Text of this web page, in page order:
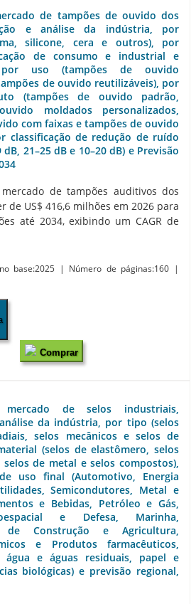
de tampões de ouvido dos
e análise da indústria, por
silicone, cera e outros), por
de consumo e industrial e
por uso (tampões de ouvido
de ouvido reutilizáveis), por
(tampões de ouvido padrão,
moldados personalizados,
com faixas e tampões de ouvido
classificação de redução de ruído
dB, 21–25 dB e 10–20 dB) e Previsão
de tampões auditivos dos
de US$ 416,6 milhões em 2026 para
até 2034, exibindo um CAGR de
base:2025 | Número de páginas:160
|
Comprar
de selos industriais,
da indústria, por tipo (selos
selos mecânicos e selos de
(selos de elastômero, selos
de metal e selos compostos),
uso final (Automotivo, Energia
Semicondutores, Metal e
e Bebidas, Petróleo e Gás,
e Defesa, Marinha,
de Construção e Agricultura,
e Produtos farmacêuticos,
e águas residuais, papel e
biológicas) e previsão regional,